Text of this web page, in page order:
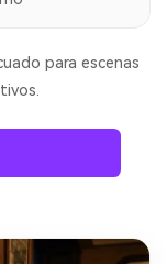
para escenas